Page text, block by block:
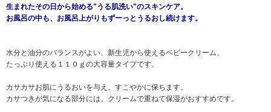
生まれたその日から始める"うる肌洗い"のスキンケア。
お風呂の中も、お風呂上がりもずーっとうるおし続けます。
水分と油分のバランスがよい、新生児から使えるベビークリーム。
たっぷり使える１１０ｇの大容量タイプです。
カサカサお肌にうるおいを与え、すこやかに保ちます。
カサつきが気になる部分には、クリームで重ねて保湿がおすすめです。